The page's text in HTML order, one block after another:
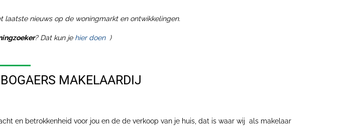
nieuws op de woningmarkt en ontwikkelingen.
? Dat kun je hier doen )
MAKELAARDIJ
en betrokkenheid voor jou en de de verkoop van je huis, dat is waar wij als makelaar